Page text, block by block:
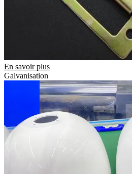
En savoir plus
Galvanisation